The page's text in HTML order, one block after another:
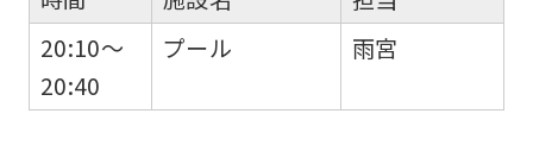
20:10～
20:40
プール
雨宮